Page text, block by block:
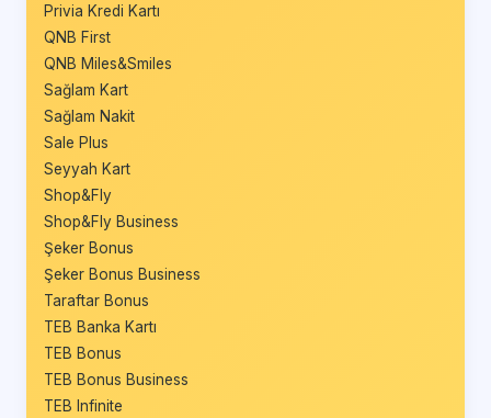
Privia Kredi Kartı
QNB First
QNB Miles&Smiles
Sağlam Kart
Sağlam Nakit
Sale Plus
Seyyah Kart
Shop&Fly
Shop&Fly Business
Şeker Bonus
Şeker Bonus Business
Taraftar Bonus
TEB Banka Kartı
TEB Bonus
TEB Bonus Business
TEB Infinite